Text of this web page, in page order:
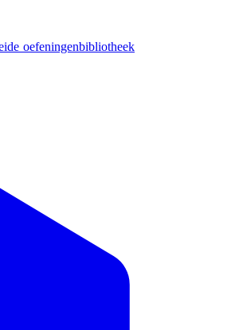
oefeningenbibliotheek